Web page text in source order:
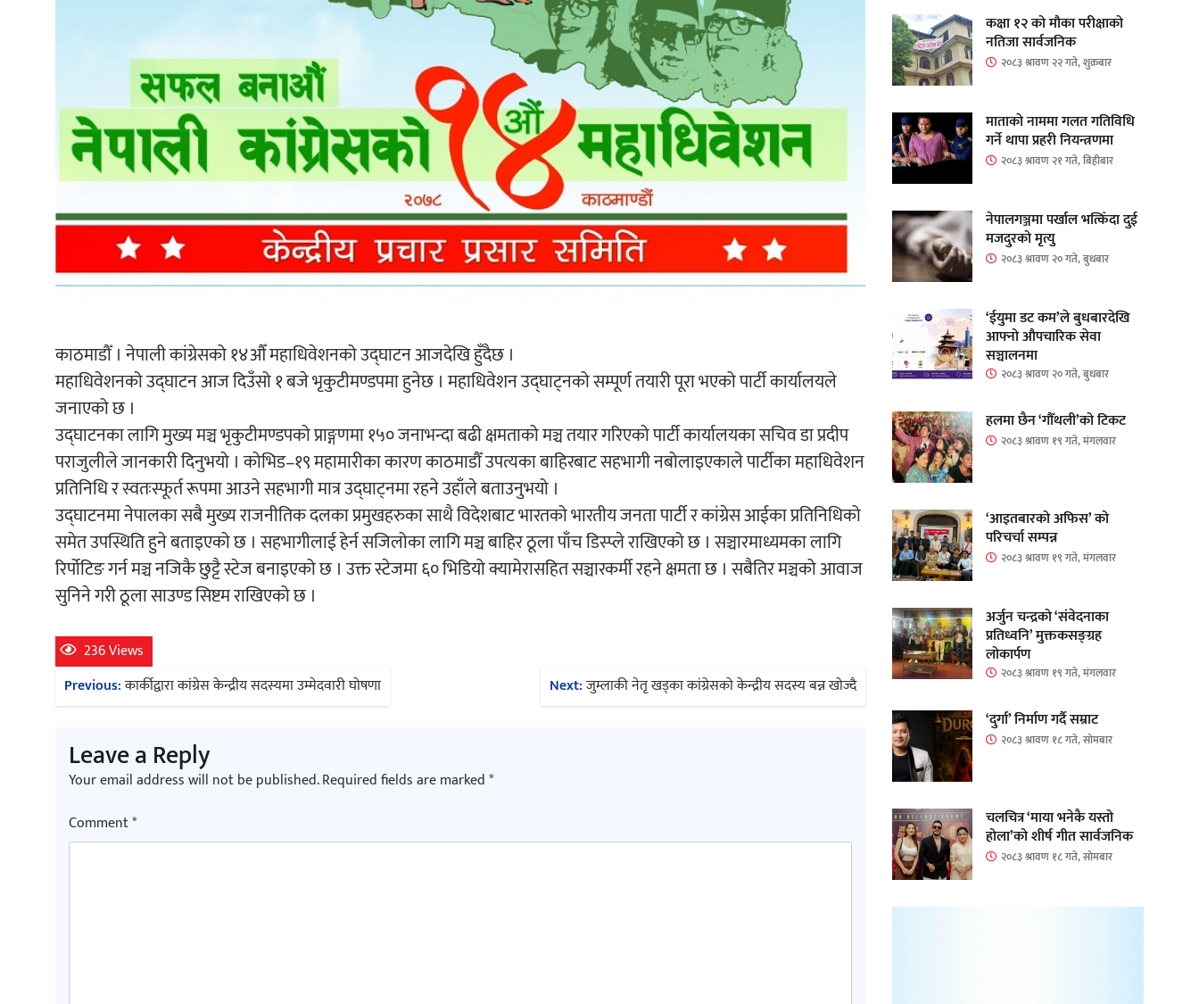
काठमाडौँ । नेपाली कांग्रेसको १४औँ महाधिवेशनको उद्घाटन आजदेखि हुँदैछ ।
महाधिवेशनको उद्घाटन आज दिउँसो १ बजे भृकुटीमण्डपमा हुनेछ । महाधिवेशन उद्घाट्नको सम्पूर्ण तयारी पूरा भएको पार्टी कार्यालयले
जनाएको छ ।
उद्घाटनका लागि मुख्य मञ्च भृकुटीमण्डपको प्राङ्गणमा १५० जनाभन्दा बढी क्षमताको मञ्च तयार गरिएको पार्टी कार्यालयका सचिव डा प्रदीप
पराजुलीले जानकारी दिनुभयो । कोभिड–१९ महामारीका कारण काठमाडौँ उपत्यका बाहिरबाट सहभागी नबोलाइएकाले पार्टीका महाधिवेशन
प्रतिनिधि र स्वतःस्फूर्त रूपमा आउने सहभागी मात्र उद्घाट्नमा रहने उहाँले बताउनुभयो ।
उद्घाटनमा नेपालका सबै मुख्य राजनीतिक दलका प्रमुखहरुका साथै विदेशबाट भारतको भारतीय जनता पार्टी र कांग्रेस आईका प्रतिनिधिको
समेत उपस्थिति हुने बताइएको छ । सहभागीलाई हेर्न सजिलोका लागि मञ्च बाहिर ठूला पाँच डिस्प्ले राखिएको छ । सञ्चारमाध्यमका लागि
रिर्पोटिङ गर्न मञ्च नजिकै छुट्टै स्टेज बनाइएको छ । उक्त स्टेजमा ६० भिडियो क्यामेरासहित सञ्चारकर्मी रहने क्षमता छ । सबैतिर मञ्चको आवाज
सुनिने गरी ठूला साउण्ड सिष्टम राखिएको छ ।
236 Views
Post
navigation
Previous:कार्कीद्वारा कांग्रेस केन्द्रीय सदस्यमा उम्मेदवारी घोषणा Next:जुम्लाकी नेतृ खड्का कांग्रेसको केन्द्रीय सदस्य बन्न खोज्दै
Leave a Reply
Your email address will not be published.Required fields are marked*
Comment*
कक्षा १२ को मौका परीक्षाको
नतिजा सार्वजनिक
२०८३ श्रावण २२ गते, शुक्रबार
माताकाे नाममा गलत गतिविधि
गर्ने थापा प्रहरी नियन्त्रणमा
२०८३ श्रावण २१ गते, बिहीबार
नेपालगञ्जमा पर्खाल भत्किँदा दुई
मजदुरको मृत्यु
२०८३ श्रावण २० गते, बुधबार
‘ईयुमा डट कम’ले बुधबारदेखि
आफ्नो औपचारिक सेवा
सञ्चालनमा
२०८३ श्रावण २० गते, बुधबार
हलमा छैन ‘गौँथली’को टिकट
२०८३ श्रावण १९ गते, मंगलवार
‘आइतबारको अफिस’ को
परिचर्चा सम्पन्न
२०८३ श्रावण १९ गते, मंगलवार
अर्जुन चन्द्रको ‘संवेदनाका
प्रतिध्वनि’ मुक्तकसङ्ग्रह
लोकार्पण
२०८३ श्रावण १९ गते, मंगलवार
‘दुर्गा’ निर्माण गर्दै सम्राट
२०८३ श्रावण १८ गते, सोमबार
चलचित्र ‘माया भनेकै यस्तो
होला’को शीर्ष गीत सार्वजनिक
२०८३ श्रावण १८ गते, सोमबार